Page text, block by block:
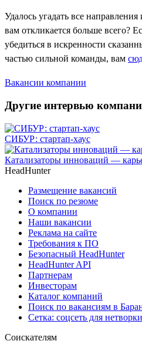
Удалось угадать все
вам откликается больше всего?
убедиться в искренности
частью сильной команды, вам
Вакансии компании
Другие интервью
СИБУР: стартап-хаус
Катализаторы инноваций —
HeadHunter
Размещение вакансий
Поиск по резюме
О компании
Наши вакансии
Реклама на сайте
Требования к ПО
Безопасный HeadHunter
HeadHunter API
Партнерам
Инвесторам
Каталог компаний
Поиск по вакансиям в
Сетка: соцсеть для
Соискателям